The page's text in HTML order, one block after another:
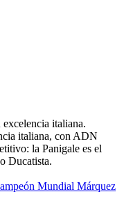
italiana.
italiana, con ADN
la Panigale es el
Ducatista.
Mundial Márquez